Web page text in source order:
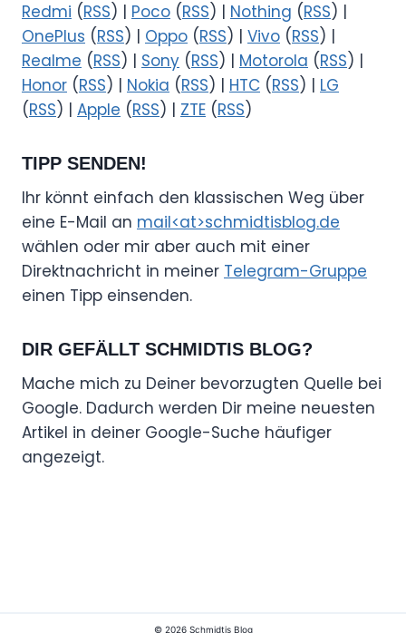
Redmi (RSS) | Poco (RSS) | Nothing (RSS) |
OnePlus (RSS) | Oppo (RSS) | Vivo (RSS) |
Realme (RSS) | Sony (RSS) | Motorola (RSS) |
Honor (RSS) | Nokia (RSS) | HTC (RSS) | LG
(RSS) | Apple (RSS) | ZTE (RSS)
TIPP SENDEN!
Ihr könnt einfach den klassischen Weg über
eine E-Mail an mail<at>schmidtisblog.de
wählen oder mir aber auch mit einer
Direktnachricht in meiner Telegram-Gruppe
einen Tipp einsenden.
DIR GEFÄLLT SCHMIDTIS BLOG?
Mache mich zu Deiner bevorzugten Quelle bei
Google. Dadurch werden Dir meine neuesten
Artikel in deiner Google-Suche häufiger
angezeigt.
© 2026 Schmidtis Blog